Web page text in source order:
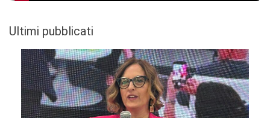
Ultimi pubblicati